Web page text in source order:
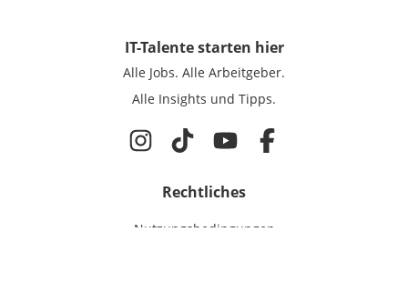
IT-Talentestarten hier
Alle Jobs. Alle Arbeitgeber.
Alle Insights und Tipps.
Rechtliches
Nutzungsbedingungen